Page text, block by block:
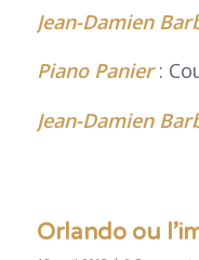
Jean-Damien
Piano Panier:
Jean-Damien
Orlando ou